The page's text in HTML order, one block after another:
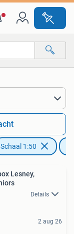
Schaal 1:50
Lesney,
Details
2 aug 26